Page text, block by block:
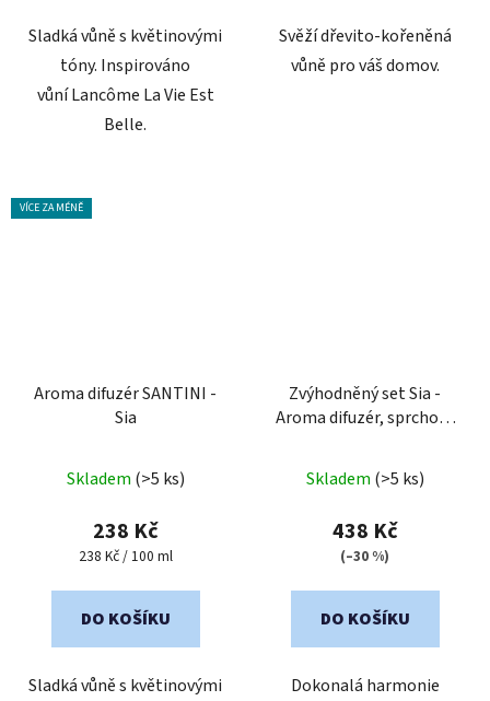
Sladká vůně s květinovými
tóny. Inspirováno
vůní Lancôme La Vie Est
Belle.
Svěží dřevito-kořeněná
vůně pro váš domov.
VÍCE ZA MÉNĚ
Aroma difuzér SANTINI -
Sia
hodnocení
produktu
je
z
Skladem (>5 ks)
238 Kč
Měrná
238 Kč / 100 ml
DO KOŠÍKU
Sladká vůně s květinovými
Zvýhodněný set Sia -
Aroma difuzér, sprchový
Skladem (>5 ks)
438 Kč
(–30 %)
DO KOŠÍKU
Dokonalá harmonie